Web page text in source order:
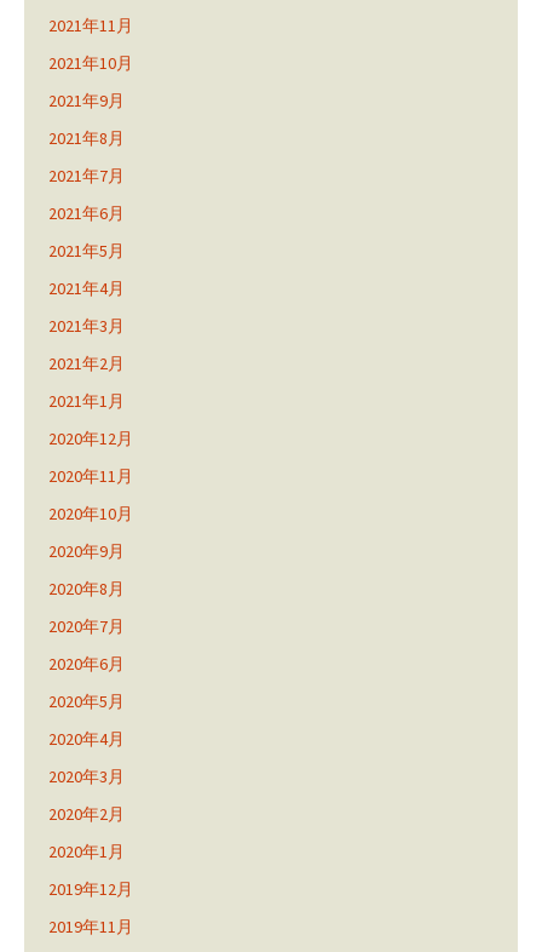
2021年11月
2021年10月
2021年9月
2021年8月
2021年7月
2021年6月
2021年5月
2021年4月
2021年3月
2021年2月
2021年1月
2020年12月
2020年11月
2020年10月
2020年9月
2020年8月
2020年7月
2020年6月
2020年5月
2020年4月
2020年3月
2020年2月
2020年1月
2019年12月
2019年11月